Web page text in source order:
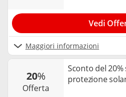
Maggiori informazioni
Vedi
20%
offerta
Sconto del
protezione